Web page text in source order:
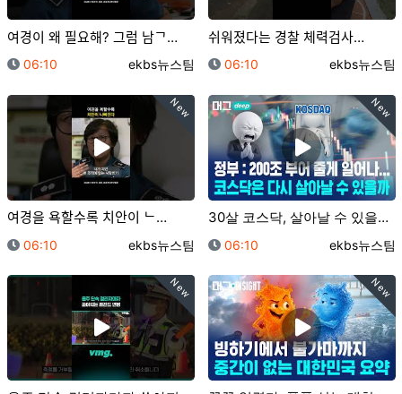
여경이 왜 필요해? 그럼 남ᄀ…
등록일
06:10 등록자
ekbs뉴스팀
쉬워졌다는 경찰 체력검사…
등록일
06:10 등록자
ekbs뉴스팀
New
여경을 욕할수록 치안이 ᄂ…
등록일
06:10 등록자
ekbs뉴스팀
New
30살 코스닥, 살아날 수 있을까?/ 머그 딥 인사이트…
등록일
06:10 등록자
ekbs뉴스팀
New New